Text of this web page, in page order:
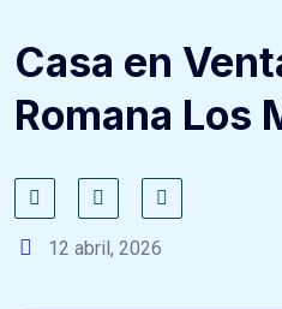
Casa en
Romana Los
12 abril, 2026